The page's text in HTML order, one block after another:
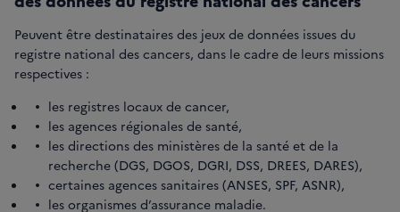
Peuvent être destinataires des jeux de données issues du
registre national des cancers, dans le cadre de leurs missions
respectives :
les registres locaux de cancer,
les agences régionales de santé,
les directions des ministères de la santé et de la
recherche (DGS, DGOS, DGRI, DSS, DREES, DARES),
certaines agences sanitaires (ANSES, SPF, ASNR),
les organismes d’assurance maladie.